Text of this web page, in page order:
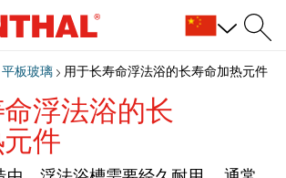
平板玻璃 用于长寿命浮法浴的长寿命加热元件
浮法浴的长
件